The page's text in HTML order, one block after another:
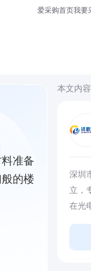
爱采购首页我要
准备
的楼
本文内
深圳
立，
在光